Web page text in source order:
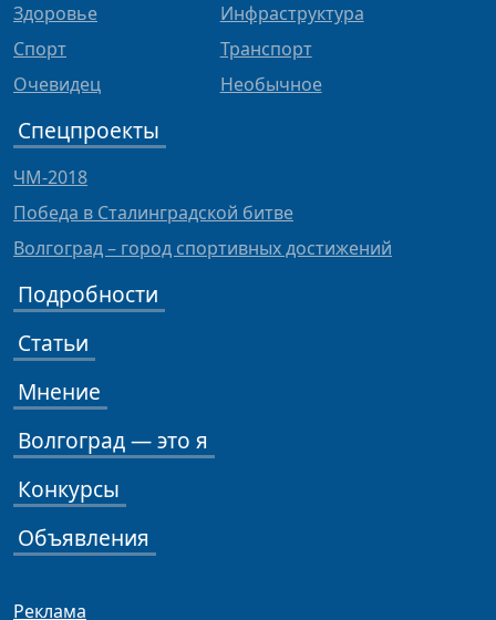
Здоровье
Спорт
Очевидец
Инфраструктура
Транспорт
Необычное
Спецпроекты
ЧМ-2018
Победа в Сталинградской битве
Волгоград – город спортивных достижений
Подробности
Статьи
Мнение
Волгоград — это я
Конкурсы
Объявления
Реклама